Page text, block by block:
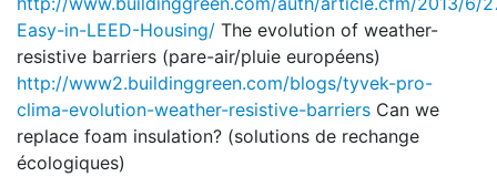
Easy-in-LEED-Housing/ The evolution of weather-
resistive barriers (pare-air/pluie européens)
http://www2.buildinggreen.com/blogs/tyvek-pro-
clima-evolution-weather-resistive-barriers Can we
replace foam insulation? (solutions de rechange
écologiques)